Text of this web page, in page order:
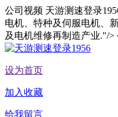
公司视频 天游测速登录
电机、特种及伺服电机、
及电机维修再制造产业."/>
设为首页
加入收藏
给我留言